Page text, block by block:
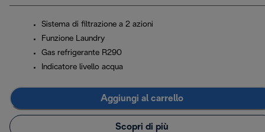
Sistema di filtrazione a 2 azioni
Funzione Laundry
Gas refrigerante R290
Indicatore livello acqua
Aggiungi al carrello
Scopri di più